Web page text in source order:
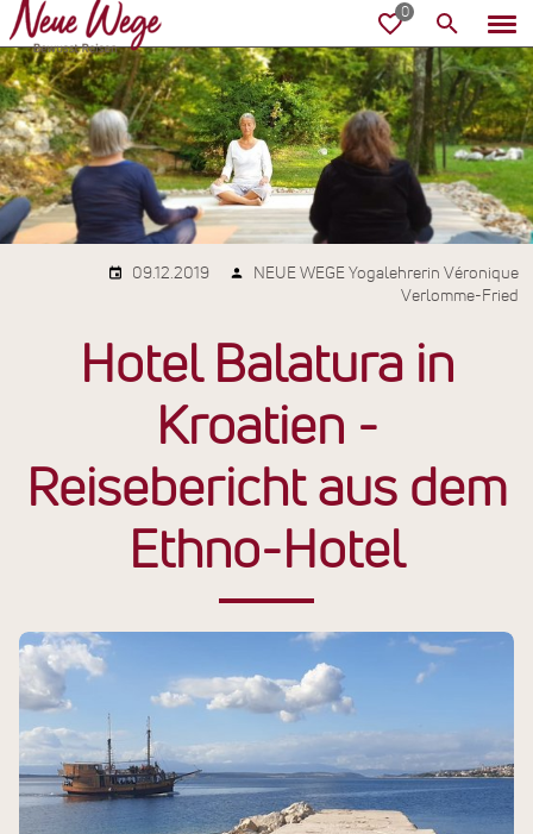
09.12.2019
NEUE WEGE Yogalehrerin Véronique
Verlomme-Fried
Hotel Balatura in
Kroatien -
Reisebericht aus dem
Ethno-Hotel